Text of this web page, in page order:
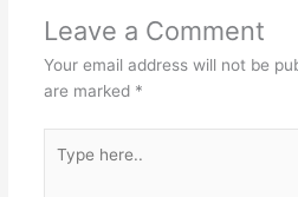
Leave a Comment
Your email address will not be
are marked *
here..